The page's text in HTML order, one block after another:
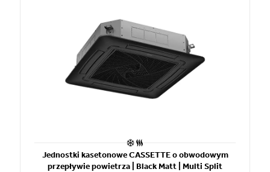
Jednostki kasetonowe CASSETTE o obwodowym
przepływie powietrza | Black Matt | Multi Split